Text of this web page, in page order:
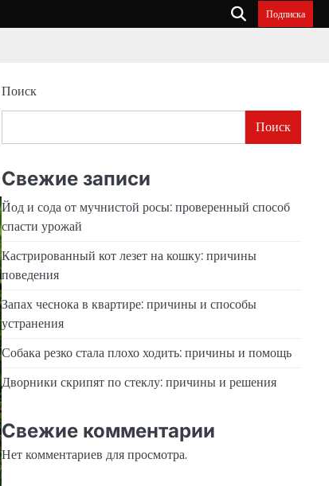
Подписка
Поиск
Поиск
Свежие записи
Йод и сода от мучнистой росы: проверенный способ
спасти урожай
Кастрированный кот лезет на кошку: причины
поведения
Запах чеснока в квартире: причины и способы
устранения
Собака резко стала плохо ходить: причины и помощь
Дворники скрипят по стеклу: причины и решения
Свежие комментарии
Нет комментариев для просмотра.